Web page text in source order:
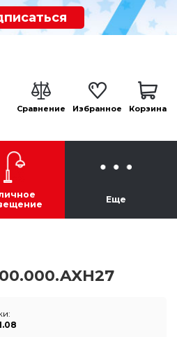
Сравнение Избранное Корзина
Еще